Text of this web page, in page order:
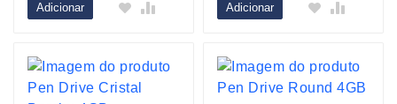
Adicionar Adicionar